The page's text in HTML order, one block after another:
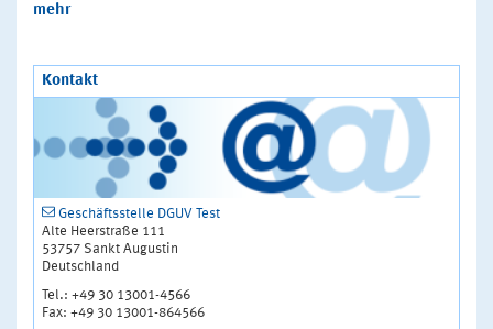
mehr
Kontakt
Geschäftsstelle DGUV Test
Alte Heerstraße 111
53757 Sankt Augustin
Deutschland
Tel.: +49 30 13001-4566
Fax: +49 30 13001-864566